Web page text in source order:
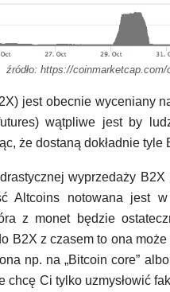
źródło: https://
jest obecnie wyceniany
wątpliwe jest by
że dostaną dokładnie
wyprzedaży
Altcoins notowana jest
z monet będzie
B2X z czasem to ona
np. na „Bitcoin core”
chcę Ci tylko uzmysłowić